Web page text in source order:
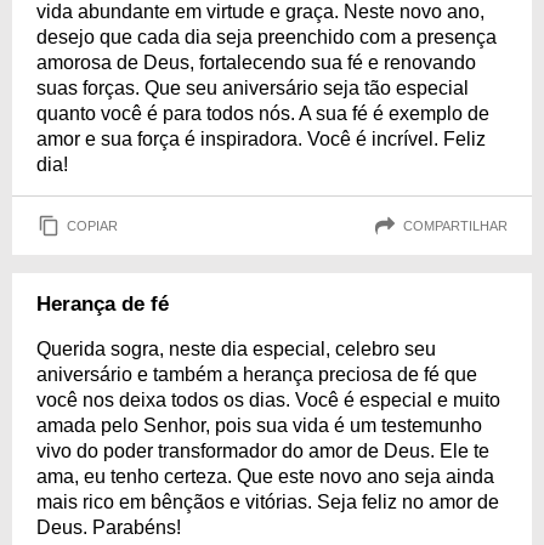
vida abundante em virtude e graça. Neste novo ano,
desejo que cada dia seja preenchido com a presença
amorosa de Deus, fortalecendo sua fé e renovando
suas forças. Que seu aniversário seja tão especial
quanto você é para todos nós. A sua fé é exemplo de
amor e sua força é inspiradora. Você é incrível. Feliz
dia!
COPIAR COMPARTILHAR
Herança de fé
Querida sogra, neste dia especial, celebro seu
aniversário e também a herança preciosa de fé que
você nos deixa todos os dias. Você é especial e muito
amada pelo Senhor, pois sua vida é um testemunho
vivo do poder transformador do amor de Deus. Ele te
ama, eu tenho certeza. Que este novo ano seja ainda
mais rico em bênçãos e vitórias. Seja feliz no amor de
Deus. Parabéns!